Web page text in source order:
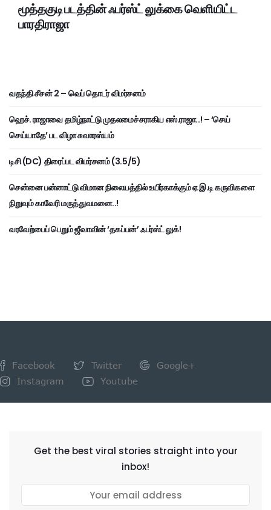
மூத்தகுடி படத்தின் ஃபர்ஸ்ட் லுக்கை வெளியிட்ட
பாரதிராஜா
வதந்தி சீசன் 2 – வெப் தொடர் விமர்சனம்
ஹெச். ராஜாவை தமிழ்நாட்டு முதலமைச்சராகிய எஸ்.ராஜா..! – ‘செய்
செய்யாதே’ பட விழா சுவாரஸ்யம்
டிசி (DC) திரைப்பட விமர்சனம் (3.5/5)
சென்னை பன்னாட்டு விமான நிலையத்தில் உயிர்காக்கும் ஏ.இ.டி கருவிகளை
நிறுவும் காவேரி மருத்துவமனை..!
வரவேற்பைப் பெறும் ஜீவாவின் ‘தகப்பன்’ ஃபர்ஸ்ட் லுக்!
Facebook Twitter
Google+
Instagram
Youtube
Get the best viral stories straight into your
inbox!